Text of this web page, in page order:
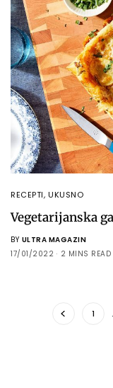
RECEPTI, UKUSNO
Vegetarijanska
BY ULTRA MAGAZIN
17/01/2022
2 MINS READ
1